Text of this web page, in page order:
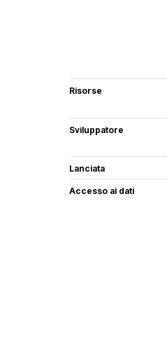
Risorse
Sviluppatore
Lanciata
Accesso ai dati